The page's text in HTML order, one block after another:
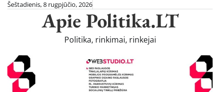
SkipŠeštadienis, 8 rugpjūčio, 2026
Apie Politika.LT
Politika, rinkimai, rinkejai